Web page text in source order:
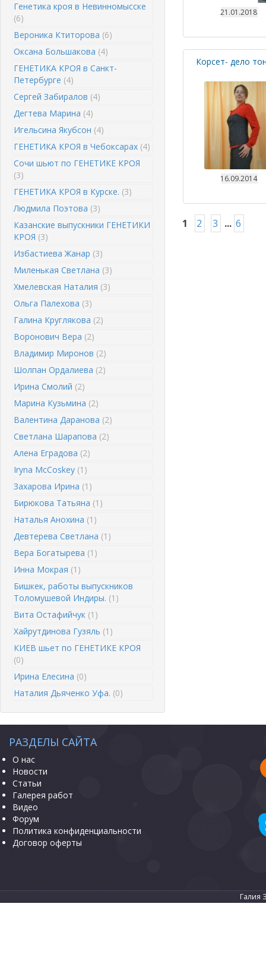
Генетика кроя в Невинномысске
(6)
Вероника Ктиторова (6)
Оксана Большакова (4)
ГЕНЕТИКА КРОЯ в Санкт-
Петербурге (4)
Сергей Забиралов (4)
Дегтева Марина (4)
Игельсина Якубсон (4)
ГЕНЕТИКА КРОЯ в Чебоксарах (4)
Сочи шьют по ГЕНЕТИКЕ КРОЯ
(3)
ГЕНЕТИКА КРОЯ в Курске. (3)
Людмила Поэтова (3)
Казанские выпускники ГЕНЕТИКИ
КРОЯ (3)
Избастиева Жанар (3)
Миленькая Светлана (3)
Хмелевская Наталия (3)
Ольга Палехова (3)
Галина Круглякова (2)
Воронович Вера (2)
Владимир Миронов (2)
Шолпан Ордалиева (2)
Ирина Смолий (2)
Марина Кузьмина (2)
Валентина Даранова (2)
Светлана Шарапова (2)
Алена Еградова (2)
Iryna McCoskey (1)
Захарова Ирина (1)
Бирюкова Татьяна (1)
Наталья Анохина (1)
Девтерева Светлана (1)
Вера Богатырева (1)
Инна Мокрая (1)
Бишкек, работы выпускников
Толомушевой Индиры. (1)
Вита Остафийчук (1)
Хайрутдинова Гузяль (1)
КИЕВ шьет по ГЕНЕТИКЕ КРОЯ
(0)
Ирина Елесина (0)
Наталия Дьяченко Уфа. (0)
21.01.2018
Корсет- дело
16.09.2014
1 2 3 ... 6
РАЗДЕЛЫ САЙТА
О нас
Новости
Статьи
Галерея работ
Видео
Форум
Политика конфиденциальности
Договор оферты
Галия